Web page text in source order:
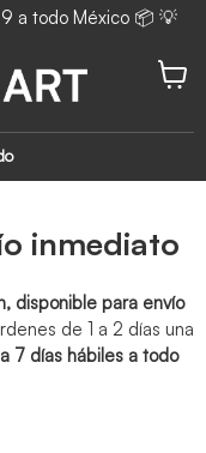
a todo México 📦 💡
inmediato
disponible para envío
de 1 a 2 días una
7 días hábiles a todo